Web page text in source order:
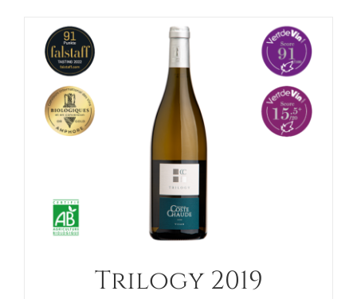
Trilogy 2019